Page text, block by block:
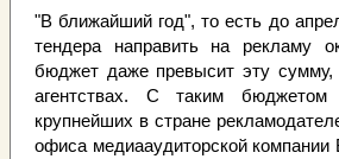
"В ближайший год", то есть до
тендера направить на рекламу
бюджет даже превысит эту сумму,
агентствах. С таким
крупнейших в стране
офиса медиааудиторской